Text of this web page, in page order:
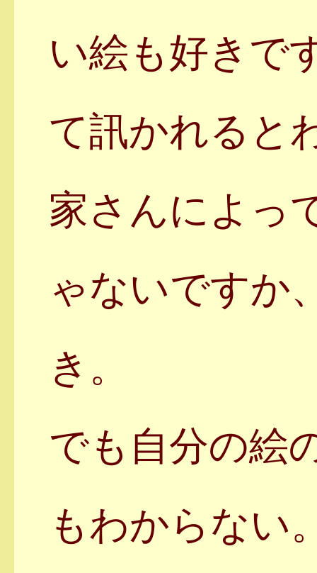
い絵も好きで
て訊かれると
家さんによっ
ゃないですか
き。
でも自分の絵
もわからない